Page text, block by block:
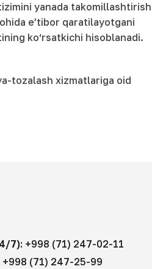
yanada takomillashtirish
e’tibor qaratilayotgani
ko‘rsatkichi hisoblanadi.
tozalash xizmatlariga oid
7): +998 (71) 247-02-11
+998 (71) 247-25-99